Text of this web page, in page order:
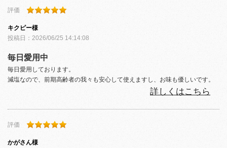
評価
キクピー様
投稿日： 2026/06/25 14:14:08
毎日愛用中
毎日愛用しております。
減塩なので、前期高齢者の我々も安心して使えますし、お味も優しいです。
詳しくはこちら
評価
かがさん様